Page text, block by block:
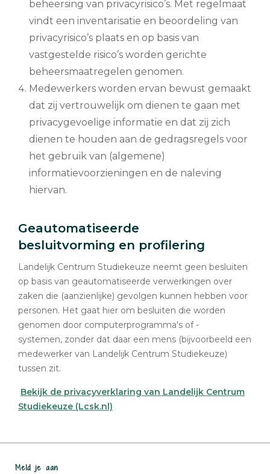
beheersing van privacyrisico’s. Met regelmaat
vindt een inventarisatie en beoordeling van
privacyrisico’s plaats en op basis van
vastgestelde risico’s worden gerichte
beheersmaatregelen genomen.
Medewerkers worden ervan bewust gemaakt
dat zij vertrouwelijk om dienen te gaan met
privacygevoelige informatie en dat zij zich
dienen te houden aan de gedragsregels voor
het gebruik van (algemene)
informatievoorzieningen en de naleving
hiervan.
Geautomatiseerde
besluitvorming en profilering
Landelijk Centrum Studiekeuze neemt geen besluiten
op basis van geautomatiseerde verwerkingen over
zaken die (aanzienlijke) gevolgen kunnen hebben voor
personen. Het gaat hier om besluiten die worden
genomen door computerprogramma's of -
systemen, zonder dat daar een mens (bijvoorbeeld een
medewerker van Landelijk Centrum Studiekeuze)
tussen zit.
Bekijk de privacyverklaring van Landelijk Centrum
Studiekeuze (Lcsk.nl)
Meld je aan